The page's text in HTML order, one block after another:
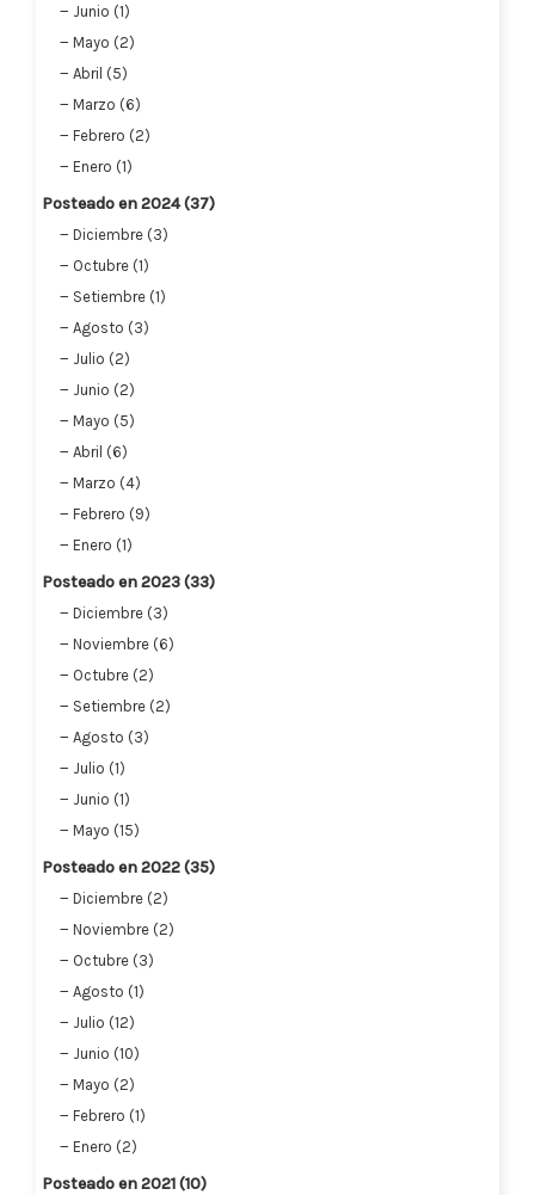
Junio (1)
Mayo (2)
Abril (5)
Marzo (6)
Febrero (2)
Enero (1)
Posteado en 2024 (37)
Diciembre (3)
Octubre (1)
Setiembre (1)
Agosto (3)
Julio (2)
Junio (2)
Mayo (5)
Abril (6)
Marzo (4)
Febrero (9)
Enero (1)
Posteado en 2023 (33)
Diciembre (3)
Noviembre (6)
Octubre (2)
Setiembre (2)
Agosto (3)
Julio (1)
Junio (1)
Mayo (15)
Posteado en 2022 (35)
Diciembre (2)
Noviembre (2)
Octubre (3)
Agosto (1)
Julio (12)
Junio (10)
Mayo (2)
Febrero (1)
Enero (2)
Posteado en 2021 (10)